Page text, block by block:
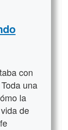
con
una
la
de